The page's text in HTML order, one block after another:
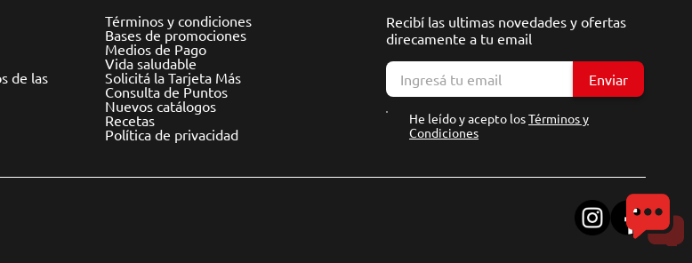
de las
Términos y condiciones
Bases de promociones
Medios de Pago
Vida saludable
Solicitá la Tarjeta Más
Consulta de Puntos
Nuevos catálogos
Recetas
Política de privacidad
Recibí las ultimas novedades y ofertas
direcamente a tu email
Enviar
He leído y acepto losTérminos y
Condiciones